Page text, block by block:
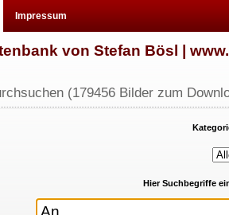
Impressum
von Stefan Bösl |
(179456 Bilder zum
Hier Suchbegriffe